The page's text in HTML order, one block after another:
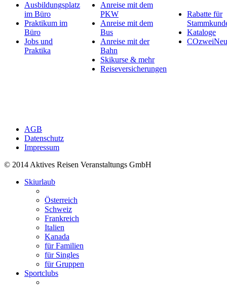
Ausbildungsplatz
im Büro
Praktikum im
Büro
Jobs und
Praktika
Anreise mit dem
PKW
Anreise mit dem
Bus
Anreise mit der
Bahn
Skikurse & mehr
Reiseversicherungen
Rabatte für
Kataloge
AGB
Datenschutz
Impressum
© 2014 Aktives Reisen Veranstaltungs GmbH
Skiurlaub
Österreich
Schweiz
Frankreich
Italien
Kanada
für Familien
für Singles
für Gruppen
Sportclubs